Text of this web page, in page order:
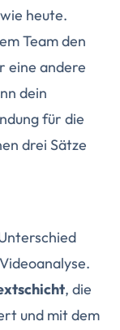
heute.
Team den
eine andere
dein
für die
drei Sätze
, die
und mit dem